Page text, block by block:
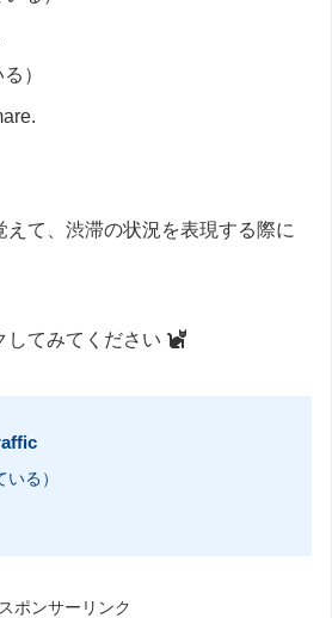
）
えて、渋滞の状況を表現する際に
してみてください
る）
スポンサーリンク